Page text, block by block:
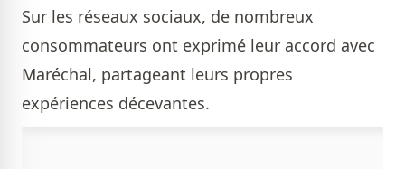
Sur les réseaux sociaux, de nombreux
consommateurs ont exprimé leur accord avec
Maréchal, partageant leurs propres
expériences décevantes.